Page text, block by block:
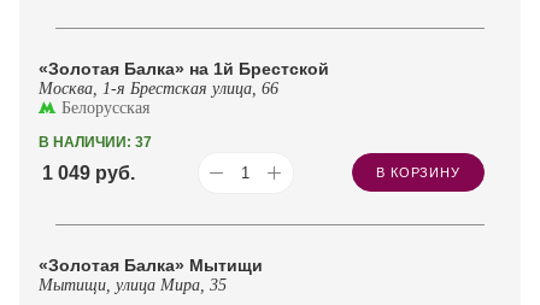
«Золотая Балка» на 1й Брестской
Москва, 1-я Брестская улица, 66
Белорусская
В НАЛИЧИИ: 37
1 049 руб. В КОРЗИНУ
«Золотая Балка» Мытищи
Мытищи, улица Мира, 35